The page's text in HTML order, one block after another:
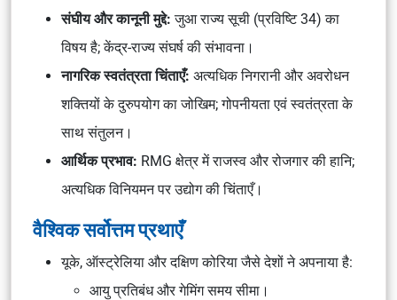
संघीय और कानूनी मुद्दे: जुआ राज्य सूची (प्रविष्टि 34) का
विषय है; केंद्र-राज्य संघर्ष की संभावना।
नागरिक स्वतंत्रता चिंताएँ: अत्यधिक निगरानी और अवरोधन
शक्तियों के दुरुपयोग का जोखिम; गोपनीयता एवं स्वतंत्रता के
साथ संतुलन।
आर्थिक प्रभाव: RMG क्षेत्र में राजस्व और रोजगार की हानि;
अत्यधिक विनियमन पर उद्योग की चिंताएँ।
वैश्विक सर्वोत्तम प्रथाएँ
यूके, ऑस्ट्रेलिया और दक्षिण कोरिया जैसे देशों ने अपनाया है:
आयु प्रतिबंध और गेमिंग समय सीमा।